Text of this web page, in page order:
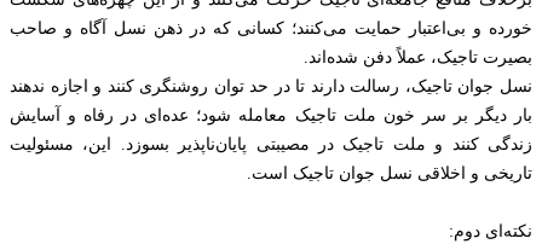
خورده و بی‌اعتبار حمایت می‌کنند؛ کسانی که در ذهن نسل آگاه و صاحب
بصیرت تاجیک، عملاً دفن شده‌اند.
نسل جوان تاجیک، رسالت دارند تا در حد توان روشنگری کنند و اجازه ندهند
بار دیگر بر سر خون ملت تاجیک معامله شود؛ عده‌ای در رفاه و آسایش
زندگی کنند و ملت تاجیک در مصیبتی پایان‌ناپذیر بسوزد. این، مسئولیت
تاریخی و اخلاقی نسل جوان تاجیک است.
نکته‌ای دوم: